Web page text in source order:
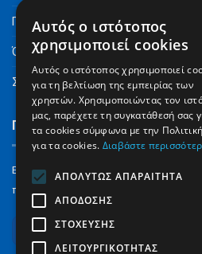
Πνευματικά Δικαιώματα
Όροι Χρήσης
Συχνές Ερωτήσεις
Γραφτείτε στο Newsletter
Εγγραφείτε στο NewsLetter για να
προσφορές μας.
Αυτός ο ιστότοπος
χρησιμοποιεί cookies
Αυτός ο ιστότοπος χρησιμοποιεί
για τη βελτίωση της εμπειρίας των
χρηστών. Χρησιμοποιώντας τον
μας, παρέχετε τη συγκατάθεσή σας
τα cookies σύμφωνα με την
για τα cookies. Διαβάστε
ΑΠΟΛΎΤΩΣ ΑΠΑΡΑΊΤΗΤΑ
ΑΠΌΔΟΣΗΣ
ΣΤΌΧΕΥΣΗΣ
ΛΕΙΤΟΥΡΓΙΚΌΤΗΤΑΣ